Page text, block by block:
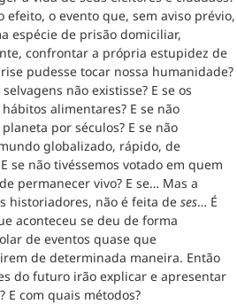
efeito, o evento que, sem aviso prévio,
espécie de prisão domiciliar,
confrontar a própria estupidez de
pudesse tocar nossa humanidade?
não existisse? E se os
alimentares? E se não
por séculos? E se não
globalizado, rápido, de
se não tivéssemos votado em quem
permanecer vivo? E se… Mas a
historiadores, não é feita de ses… É
aconteceu se deu de forma
de eventos quase que
de determinada maneira. Então
do futuro irão explicar e apresentar
E com quais métodos?